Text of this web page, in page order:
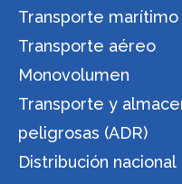
Transporte marítimo
Transporte aéreo
Monovolumen
Transporte y
peligrosas (ADR)
Distribución nacional